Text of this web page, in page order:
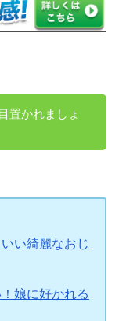
置かれましょ
い綺麗なおじ
娘に好かれる